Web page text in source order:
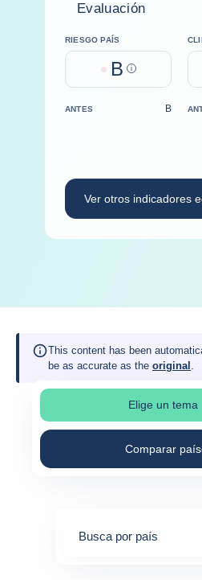
Evaluación
RIESGO PAÍS
B Help
ANTES B
Ver otros indicadores
This content has been
be as accurate as the original .
Elige un tema
Comparar
Busca por país